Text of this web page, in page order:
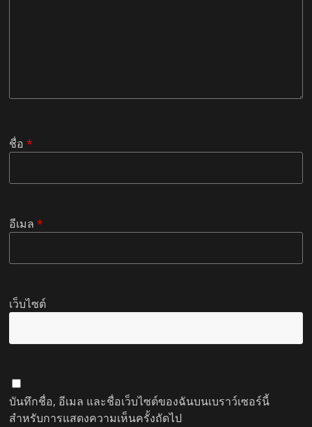
ชื่อ*
อีเมล*
เว็บไซต์
บันทึกชื่อ, อีเมล และชื่อเว็บไซต์ของฉันบนเบราว์เซอร์นี้
สำหรับการแสดงความเห็นครั้งถัดไป